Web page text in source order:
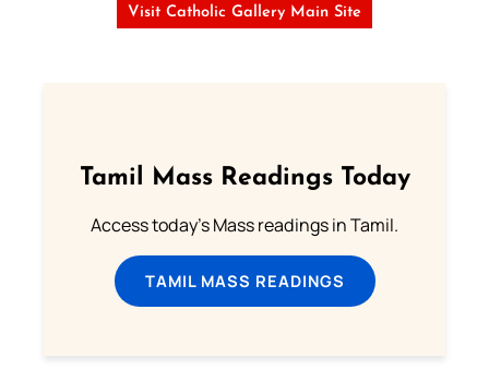
Visit Catholic Gallery Main Site
Tamil Mass Readings Today
Access today's Mass readings in Tamil.
TAMIL MASS READINGS